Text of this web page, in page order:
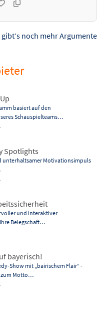
noch mehr Argumente
basiert auf den
Schauspielteams…
Spotlights
unterhaltsamer Motivationsimpuls
und interaktiver
Belegschaft…
bayerisch!
Show mit „bairischem Flair“ -
zum Motto…